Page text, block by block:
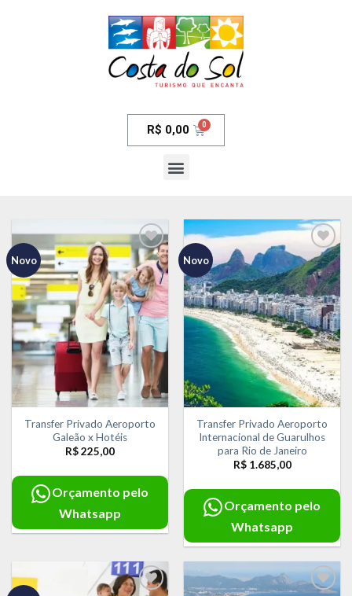
R$ 0,00
Novo
Adicionar
aos meus
desejos
Transfer Privado Aeroporto
Galeão x Hotéis
R$225,00
Orçamento pelo
Whatsapp
Novo
Adicionar
aos meus
desejos
Transfer Privado Aeroporto
Internacional de Guarulhos
para Rio de Janeiro
R$1.685,00
Orçamento pelo
Whatsapp